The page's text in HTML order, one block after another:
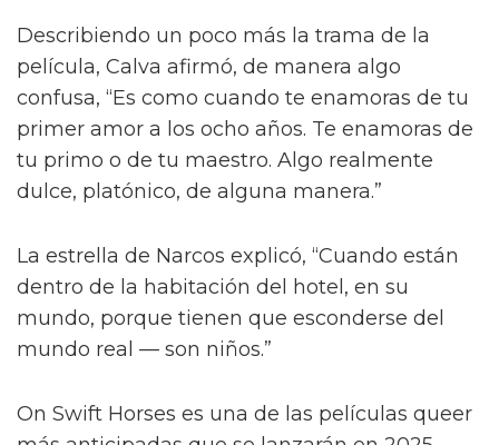
Describiendo un poco más la trama de la
película, Calva afirmó, de manera algo
confusa, “Es como cuando te enamoras de tu
primer amor a los ocho años. Te enamoras de
tu primo o de tu maestro. Algo realmente
dulce, platónico, de alguna manera.”
La estrella de Narcos explicó, “Cuando están
dentro de la habitación del hotel, en su
mundo, porque tienen que esconderse del
mundo real — son niños.”
On Swift Horses es una de las películas queer